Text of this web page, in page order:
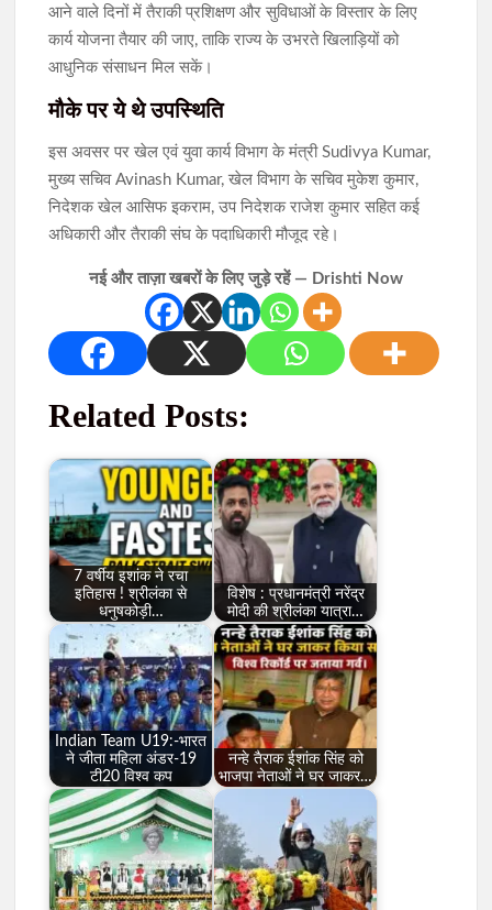
आने वाले दिनों में तैराकी प्रशिक्षण और सुविधाओं के विस्तार के लिए
कार्य योजना तैयार की जाए, ताकि राज्य के उभरते खिलाड़ियों को
आधुनिक संसाधन मिल सकें।
मौके पर ये थे उपस्थिति
इस अवसर पर खेल एवं युवा कार्य विभाग के मंत्री Sudivya Kumar,
मुख्य सचिव Avinash Kumar, खेल विभाग के सचिव मुकेश कुमार,
निदेशक खेल आसिफ इकराम, उप निदेशक राजेश कुमार सहित कई
अधिकारी और तैराकी संघ के पदाधिकारी मौजूद रहे।
नई और ताज़ा खबरों के लिए जुड़े रहें — Drishti Now
Related Posts:
7 वर्षीय इशांक ने रचा
इतिहास ! श्रीलंका से
धनुषकोड़ी…
विशेष : प्रधानमंत्री नरेंद्र
मोदी की श्रीलंका यात्रा…
Indian Team U19:-भारत
ने जीता महिला अंडर-19
टी20 विश्व कप
नन्हे तैराक ईशांक सिंह को
भाजपा नेताओं ने घर जाकर…